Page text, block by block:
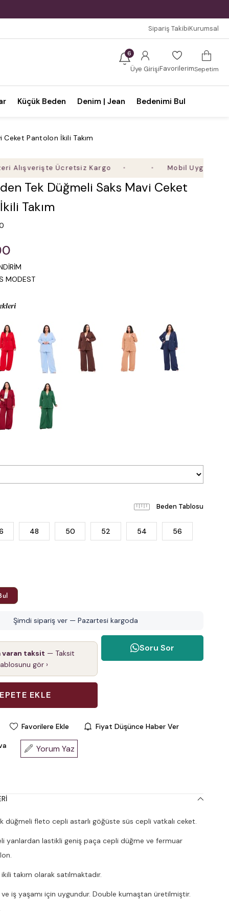
Sipariş TakibiKurumsal
6
Üye GirişiFavorilerimSepetim
Küçük Beden Denim | Jean Bedenimi Bul
Pantolon İkili Takım
Ücretsiz Kargo Mobil Uygulamaya
Tek Düğmeli Saks Mavi Ceket
Takım
MODEST
Beden Tablosu
48 50 52 54 56
Şimdi sipariş ver — Pazartesi kargoda
varan taksit — Taksit
gör ›
Soru Sor
Favorilere Ekle Fiyat Düşünce Haber Ver
Yorum Yaz
düğmeli fleto cepli astarlı göğüste süs cepli vatkalı ceket.
yanlardan lastikli geniş paça cepli düğme ve fermuar
takım olarak satılmaktadır.
ve iş yaşamı için uygundur. Double kumaştan üretilmiştir.